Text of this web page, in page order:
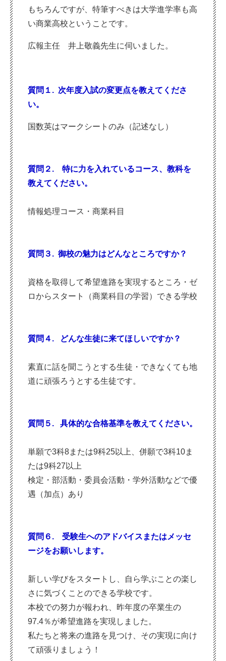
もちろんですが、特筆すべきは大学進学率も高
い商業高校ということです。
広報主任 井上敬義先生に伺いました。
質問１. 次年度入試の変更点を教えてくださ
い。
国数英はマークシートのみ（記述なし）
質問２. 特に力を入れているコース、教科を
教えてください。
情報処理コース・商業科目
質問３. 御校の魅力はどんなところですか？
資格を取得して希望進路を実現するところ・ゼ
ロからスタート（商業科目の学習）できる学校
質問４. どんな生徒に来てほしいですか？
素直に話を聞こうとする生徒・できなくても地
道に頑張ろうとする生徒です。
質問５. 具体的な合格基準を教えてください。
単願で3科8または9科25以上、併願で3科10ま
たは9科27以上
検定・部活動・委員会活動・学外活動などで優
遇（加点）あり
質問６. 受験生へのアドバイスまたはメッセ
ージをお願いします。
新しい学びをスタートし、自ら学ぶことの楽し
さに気づくことのできる学校です。
本校での努力が報われ、昨年度の卒業生の
97.4％が希望進路を実現しました。
私たちと将来の進路を見つけ、その実現に向け
て頑張りましょう！